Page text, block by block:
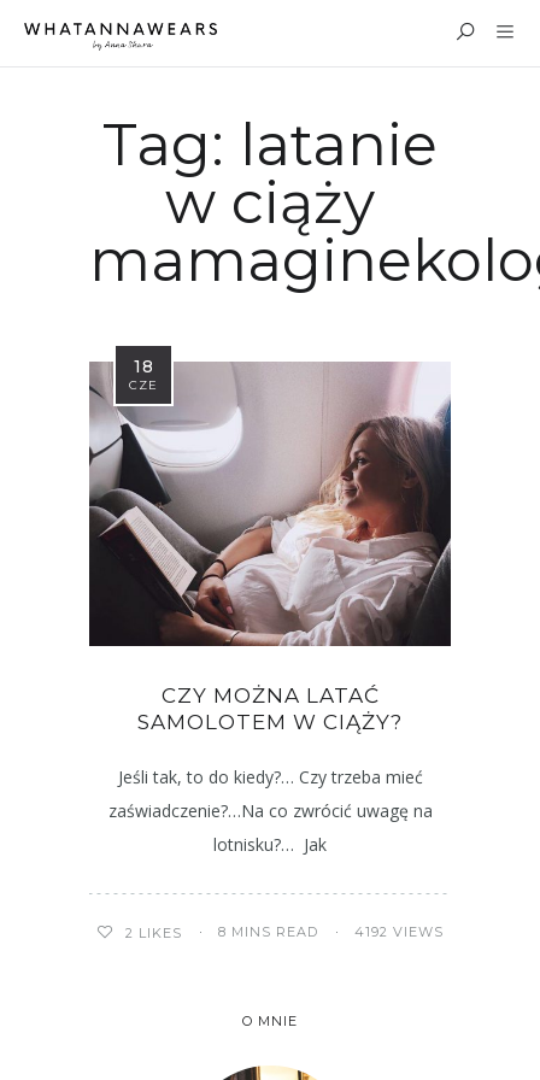
Tag: latanie
w ciąży
18
CZE
CZY MOŻNA LATAĆ
SAMOLOTEM W CIĄŻY?
Jeśli tak, to do kiedy?… Czy trzeba mieć
zaświadczenie?…Na co zwrócić uwagę na
lotnisku?… Jak
2 LIKES 8 MINS READ 4192 VIEWS
O MNIE